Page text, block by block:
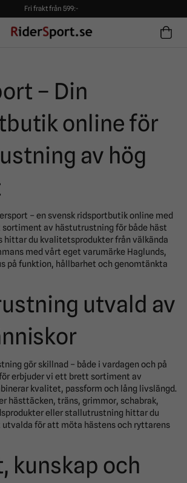
Fri frakt från 599:-
Alltid snabba leveranser!
Fri frakt från 599:-
– Din
online för
av hög
– en svensk ridsportbutik online med
av hästutrustning för både häst
hittar du kvalitetsprodukter från välkända
med vårt eget varumärke Haglunds,
på funktion, hållbarhet och genomtänkta
utvald av
gör skillnad – både i vardagen och på
erbjuder vi ett brett sortiment av
kvalitet, passform och lång livslängd.
hästtäcken, träns, grimmor, schabrak,
eller stallutrustning hittar du
utvalda för att möta hästens och ryttarens
kunskap och